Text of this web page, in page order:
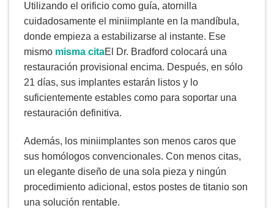
Utilizando el orificio como guía, atornilla
cuidadosamente el miniimplante en la mandíbula,
donde empieza a estabilizarse al instante. Ese
mismo misma citaEl Dr. Bradford colocará una
restauración provisional encima. Después, en sólo
21 días, sus implantes estarán listos y lo
suficientemente estables como para soportar una
restauración definitiva.
Además, los miniimplantes son menos caros que
sus homólogos convencionales. Con menos citas,
un elegante diseño de una sola pieza y ningún
procedimiento adicional, estos postes de titanio son
una solución rentable.